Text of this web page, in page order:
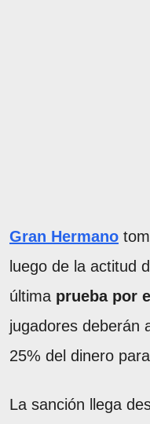
Gran Hermano
luego de la actitud
última prueba por
jugadores deberán
25% del dinero
La sanción llega